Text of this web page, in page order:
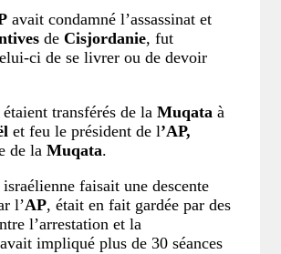
avait condamné l’assassinat et
de Cisjordanie, fut
ci de se livrer ou de devoir
étaient transférés de la Muqata à
et feu le président de l’AP,
de la Muqata.
faisait une descente
l’AP, était en fait gardée par des
l’arrestation et la
impliqué plus de 30 séances